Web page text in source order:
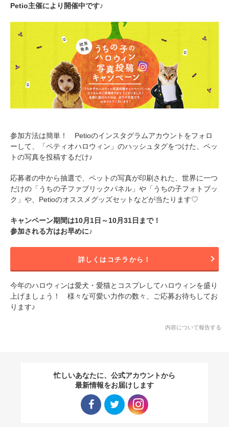
Petio主催により開催中です♪
参加方法は簡単！ Petioのインスタグラムアカウントをフォロ
ーして、「ペティオハロウィン」のハッシュタグをつけた、ペッ
トの写真を投稿するだけ♪
応募者の中から抽選で、ペットの写真が印刷された、世界に一つ
だけの「うちの子ファブリックパネル」や「うちの子フォトブッ
ク」や、Petioのオススメグッズセットなどが当たります♡
キャンペーン期間は10月1日～10月31日まで！
参加される方はお早めに♪
詳しくはコチラから！
今年のハロウィンは愛犬・愛猫とコスプレしてハロウィンを盛り
上げましょう！ 様々な可愛い力作の数々、ご応募お待ちしてお
ります♪
内容について報告する
忙しいあなたに、公式アカウントから
最新情報をお届けします